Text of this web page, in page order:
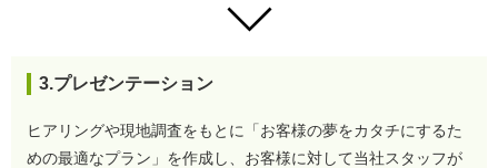
3.プレゼンテーション
ヒアリングや現地調査をもとに「お客様の夢をカタチにするた
めの最適なプラン」を作成し、お客様に対して当社スタッフが